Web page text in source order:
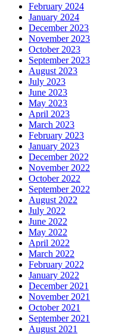
February 2024
January 2024
December 2023
November 2023
October 2023
September 2023
August 2023
July 2023
June 2023
May 2023
April 2023
March 2023
February 2023
January 2023
December 2022
November 2022
October 2022
September 2022
August 2022
July 2022
June 2022
May 2022
April 2022
March 2022
February 2022
January 2022
December 2021
November 2021
October 2021
September 2021
August 2021